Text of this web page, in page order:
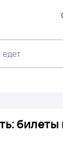
едет
билеты